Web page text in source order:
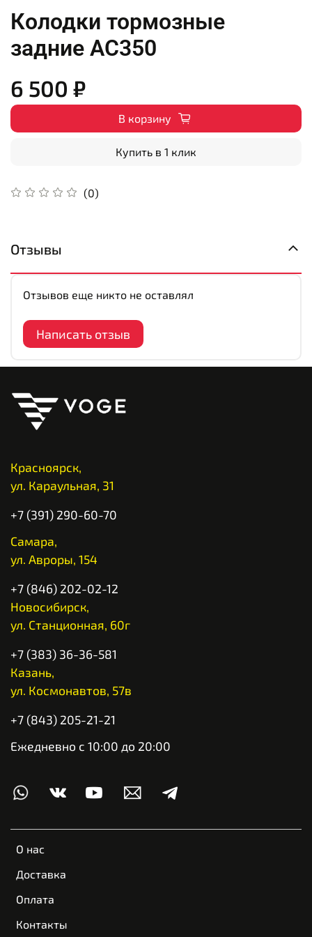
Колодки тормозные
задние AC350
(0)
6 500 ₽
В корзину
Купить в 1 клик
Отзывы
Отзывов еще никто не оставлял
Написать отзыв
О нас
Доставка
Оплата
Контакты
Красноярск,
ул. Караульная, 31
+7 (391) 290-60-70
Самара,
ул. Авроры, 154
+7 (846) 202-02-12
Новосибирск,
ул. Станционная, 60г
+7 (383) 36-36-581
Казань,
ул. Космонавтов, 57в
+7 (843) 205-21-21
Ежедневно с 10:00 до 20:00